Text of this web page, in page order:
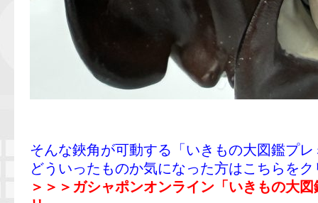
そんな鋏角が可動する「いきもの大図鑑プ
どういったものか気になった方はこちらを
＞＞＞ガシャポンオンライン「いきもの大